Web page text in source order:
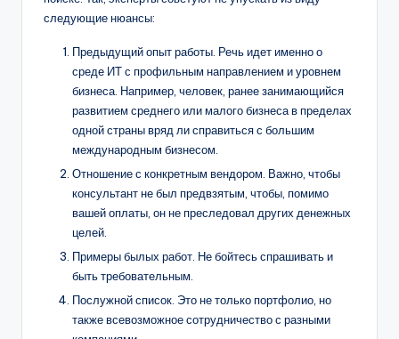
следующие нюансы:
Предыдущий опыт работы. Речь идет именно о
среде ИТ с профильным направлением и уровнем
бизнеса. Например, человек, ранее занимающийся
развитием среднего или малого бизнеса в пределах
одной страны вряд ли справиться с большим
международным бизнесом.
Отношение с конкретным вендором. Важно, чтобы
консультант не был предвзятым, чтобы, помимо
вашей оплаты, он не преследовал других денежных
целей.
Примеры былых работ. Не бойтесь спрашивать и
быть требовательным.
Послужной список. Это не только портфолио, но
также всевозможное сотрудничество с разными